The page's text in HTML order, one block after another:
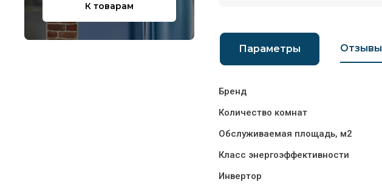
К товарам
Параметры Отзывы
Бренд
Количество комнат
Обслуживаемая площадь, м2
Класс энергоэффективности
Инвертор